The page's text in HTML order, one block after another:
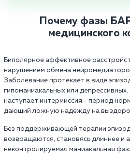
Почему фазы
медицинского
Биполярное аффективное
нарушением обмена
Заболевание протекает в виде
гипоманиакальных или
наступает интермиссия - период
дающий ложную надежду на
Без поддерживающей терапии
возвращаются, становясь длиннее и
неконтролируемая маниакальная